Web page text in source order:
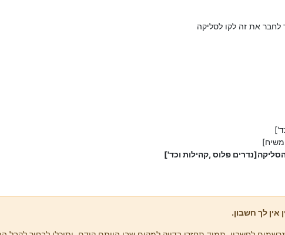
את זה לקו לסליקה
פלוס ,קהילות וכד']
אין לך חשבון.